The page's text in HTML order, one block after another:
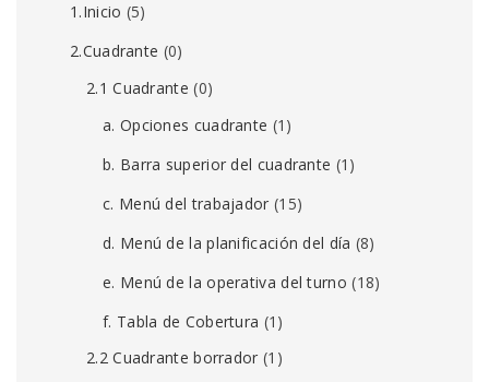
1.Inicio (5)
2.Cuadrante (0)
2.1 Cuadrante (0)
a. Opciones cuadrante (1)
b. Barra superior del cuadrante (1)
c. Menú del trabajador (15)
d. Menú de la planificación del día (8)
e. Menú de la operativa del turno (18)
f. Tabla de Cobertura (1)
2.2 Cuadrante borrador (1)